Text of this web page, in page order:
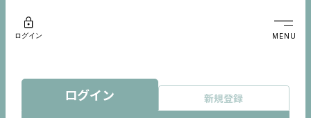
ログイン MENU
ログイン 新規登録